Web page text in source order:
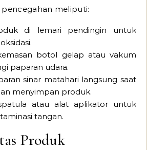
meliputi:
di lemari pendingin untuk
botol gelap atau vakum
paparan udara.
sinar matahari langsung saat
menyimpan produk.
atau alat aplikator untuk
tangan.
Produk